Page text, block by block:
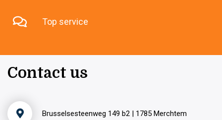
Top service
Contact us
Brusselsesteenweg 149 b2 | 1785 Merchtem